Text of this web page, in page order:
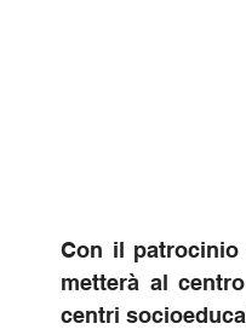
Con il patrocinio
metterà al
centri